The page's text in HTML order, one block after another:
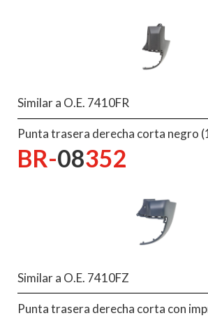
Similar a O.E. 7410FR
Punta trasera derecha corta negro
BR-08352
Similar a O.E. 7410FZ
Punta trasera derecha corta con